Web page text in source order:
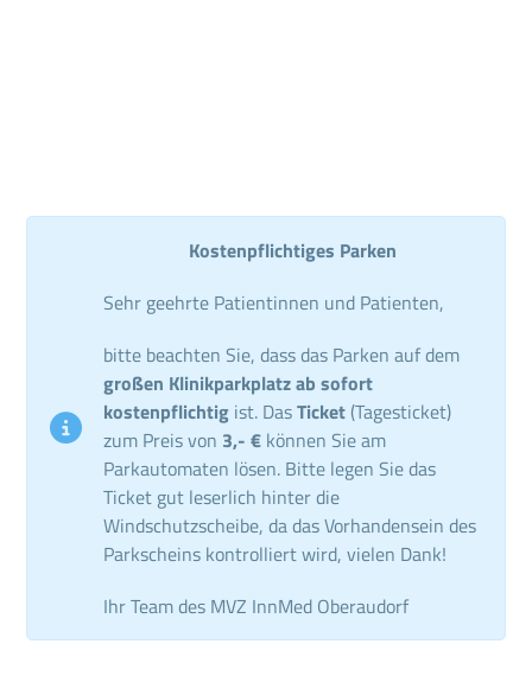
Kostenpflichtiges Parken
Sehr geehrte Patientinnen und Patienten,
bitte beachten Sie, dass das Parken auf dem
großen Klinikparkplatz ab sofort
kostenpflichtig ist. DasTicket (Tagesticket)
zum Preis von 3,- € können Sie am
Parkautomaten lösen. Bitte legen Sie das
Ticket gut leserlich hinter die
Windschutzscheibe, da das Vorhandensein des
Parkscheins kontrolliert wird, vielen Dank!
Ihr Team des MVZ InnMed Oberaudorf